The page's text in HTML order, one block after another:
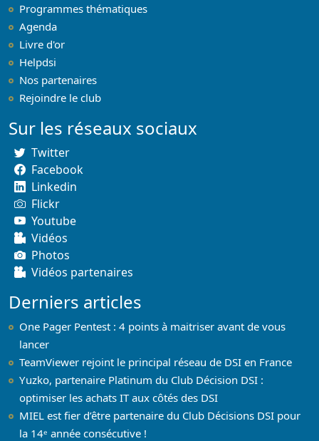
Programmes thématiques
Agenda
Livre d'or
Helpdsi
Nos partenaires
Rejoindre le club
Sur les réseaux sociaux
Twitter
Facebook
Linkedin
Flickr
Youtube
Vidéos
Photos
Vidéos partenaires
Derniers articles
One Pager Pentest : 4 points à maitriser avant de vous
lancer
TeamViewer rejoint le principal réseau de DSI en France
Yuzko, partenaire Platinum du Club Décision DSI :
optimiser les achats IT aux côtés des DSI
MIEL est fier d’être partenaire du Club Décisions DSI pour
la 14ᵉ année consécutive !